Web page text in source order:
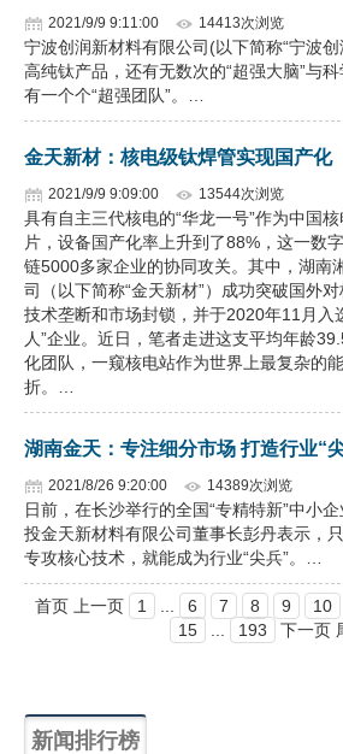
2021/9/9 9:11:00 14413次浏览
宁波创润新材料有限公司(以下简称“宁波
高纯钛产品，还有无数次的“超强大脑”与
有一个个“超强团队”。…
金天新材：核电级钛焊管实现国产化
2021/9/9 9:09:00 13544次浏览
具有自主三代核电的“华龙一号”作为中国
片，设备国产化率上升到了88%，这一数
链5000多家企业的协同攻关。其中，湖南
司（以下简称“金天新材”）成功突破国外
技术垄断和市场封锁，并于2020年11月入
人”企业。近日，笔者走进这支平均年龄
化团队，一窥核电站作为世界上最复杂的
折。…
湖南金天：专注细分市场 打造行业“
2021/8/26 9:20:00 14389次浏览
日前，在长沙举行的全国“专精特新”中小
投金天新材料有限公司董事长彭丹表示，
专攻核心技术，就能成为行业“尖兵”。…
首页 上一页 1 6 7 8 9 10
15
193 下一页
新闻排行榜